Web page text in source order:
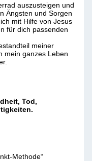
auszusteigen und
Ängsten und Sorgen
mit Hilfe von Jesus
für dich passenden
meiner
mein ganzes Leben
Tod,
Methode“